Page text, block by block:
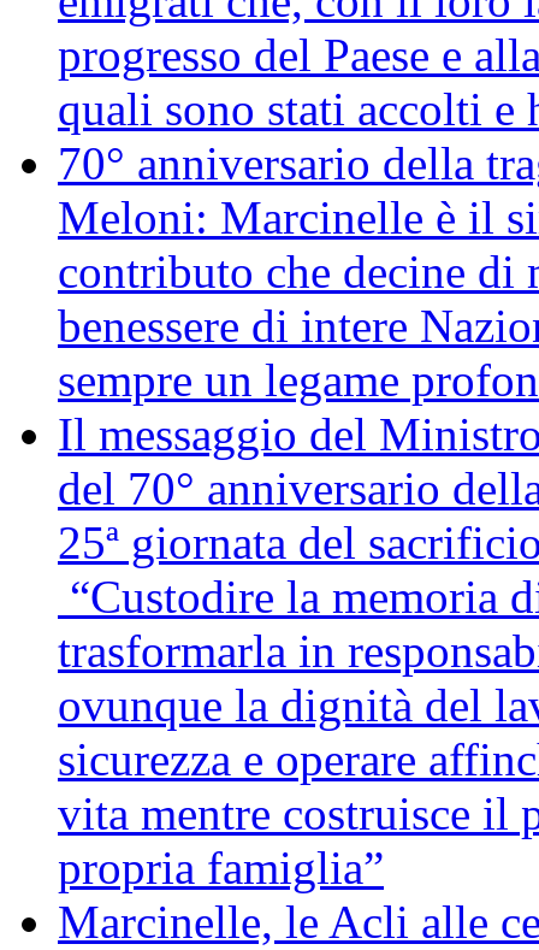
progresso del Paese e
quali sono stati accolti e
70° anniversario della
Meloni: Marcinelle è il
contributo che decine
benessere di intere
sempre un legame
Il messaggio del
del 70° anniversario
25ª giornata del
“Custodire la memoria
trasformarla in
ovunque la dignità del
sicurezza e operare
vita mentre costruisce il
propria famiglia”
Marcinelle, le Acli alle